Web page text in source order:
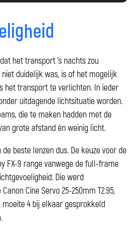
het transport 's nachts zou
niet duidelijk was, is of het mogelijk
het transport te verlichten. In ieder
uitdagende lichtsituatie worden.
die te maken hadden met de
grote afstand én weinig licht.
beste lenzen dus. De keuze voor de
FX-9 range vanwege de full-frame
Die werd
Cine Servo 25-250mm T2.95,
4 bij elkaar gesprokkeld